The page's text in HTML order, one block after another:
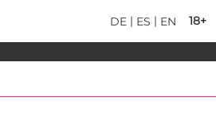
18+
DE | ES | EN